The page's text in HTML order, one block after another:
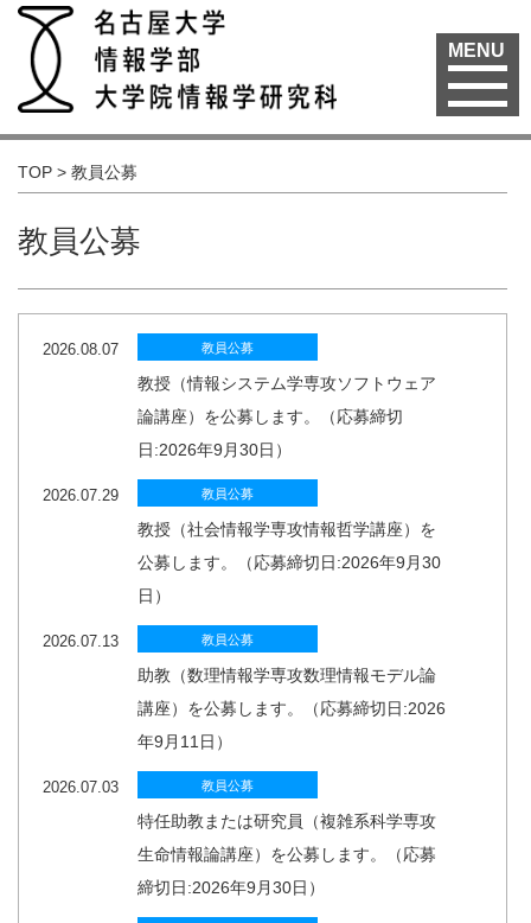
MENU
TOP > 教員公募
教員公募
2026.08.07 教員公募
教授（情報システム学専攻ソフトウェア
論講座）を公募します。（応募締切
日:2026年9月30日）
2026.07.29 教員公募
教授（社会情報学専攻情報哲学講座）を
公募します。（応募締切日:2026年9月30
日）
2026.07.13 教員公募
助教（数理情報学専攻数理情報モデル論
講座）を公募します。（応募締切日:2026
年9月11日）
2026.07.03 教員公募
特任助教または研究員（複雑系科学専攻
生命情報論講座）を公募します。（応募
締切日:2026年9月30日）